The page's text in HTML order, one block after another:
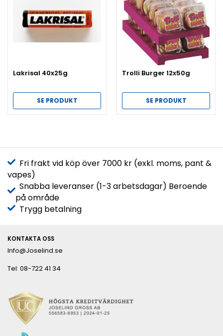
Lakrisal 40x25g
SE PRODUKT
Trolli Burger 12x50g
SE PRODUKT
Fri frakt vid köp över 7000 kr (exkl. moms, pant &
vapes)
Snabba leveranser (1-3 arbetsdagar) Beroende
på område
Trygg betalning
KONTAKTA OSS
Info@Joselind.se
Tel: 08-722 41 34